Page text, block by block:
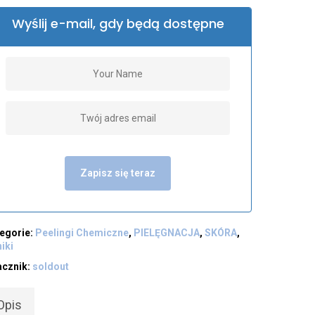
Wyślij e-mail, gdy będą dostępne
Zapisz się teraz
Peelingi Chemiczne, PIELĘGNACJA,SKÓRA,
soldout